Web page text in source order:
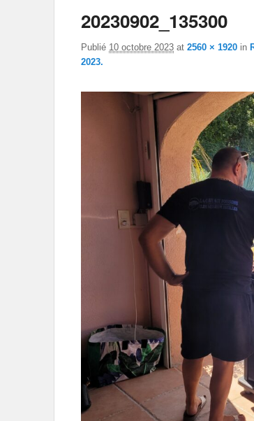
20230902_135300
Publié 10 octobre 2023 at 2560 × 1920 in
2023.